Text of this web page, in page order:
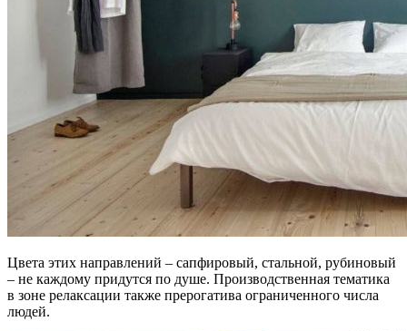
Цвета этих направлений – сапфировый, стальной, рубиновый
– не каждому придутся по душе. Производственная тематика
в зоне релаксации также прерогатива ограниченного числа
людей.